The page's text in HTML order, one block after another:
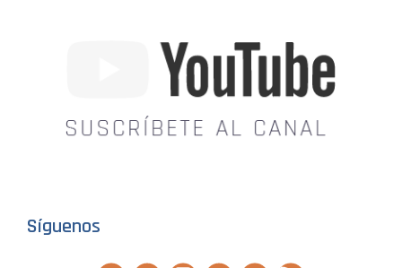
Síguenos